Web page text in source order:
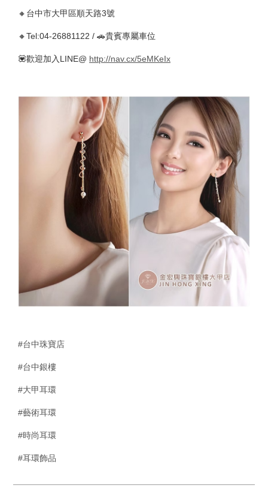
🔸台中市大甲區順天路3號
🔸Tel:04-26881122 / 🚗貴賓專屬車位
💟歡迎加入LINE@ http://nav.cx/5eMKeIx
#台中珠寶店
#台中銀樓
#大甲耳環
#藝術耳環
#時尚耳環
#耳環飾品